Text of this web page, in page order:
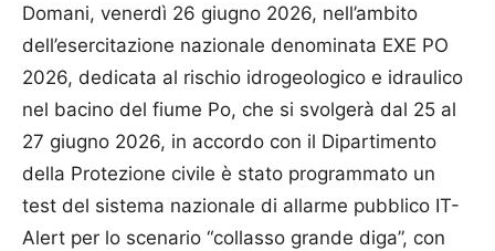
Domani, venerdì 26 giugno 2026, nell’ambito
dell’esercitazione nazionale denominata EXE PO
2026, dedicata al rischio idrogeologico e idraulico
nel bacino del fiume Po, che si svolgerà dal 25 al
27 giugno 2026, in accordo con il Dipartimento
della Protezione civile è stato programmato un
test del sistema nazionale di allarme pubblico IT-
Alert per lo scenario “collasso grande diga”, con